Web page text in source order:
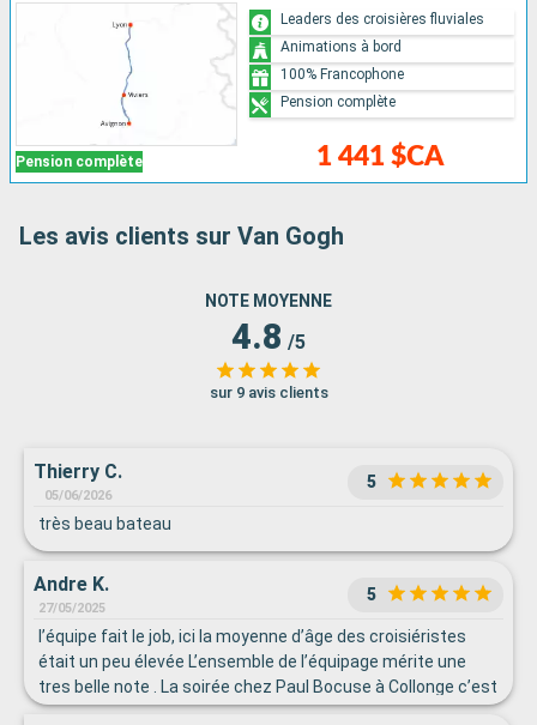
Pension complète 1 441 $CA
Leaders des croisières fluviales
Animations à bord
100% Francophone
Pension complète
Les avis clients sur Van Gogh
NOTE MOYENNE
4.8 /5
sur 9 avis clients
Thierry C.
05/06/2026
5
très beau bateau
Andre K.
27/05/2025
5
l’équipe fait le job, ici la moyenne d’âge des croisiéristes
était un peu élevée L’ensemble de l’équipage mérite une
tres belle note . La soirée chez Paul Bocuse à Collonge c’est
un must